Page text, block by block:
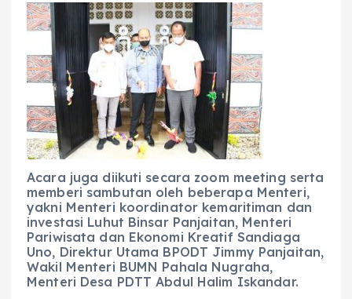
Acara juga diikuti secara zoom meeting serta
memberi sambutan oleh beberapa Menteri,
yakni Menteri koordinator kemaritiman dan
investasi Luhut Binsar Panjaitan, Menteri
Pariwisata dan Ekonomi Kreatif Sandiaga
Uno, Direktur Utama BPODT Jimmy Panjaitan,
Wakil Menteri BUMN Pahala Nugraha,
Menteri Desa PDTT Abdul Halim Iskandar.